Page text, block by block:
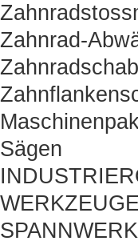
Zahnrad-
Sägen
WERKZEUGE